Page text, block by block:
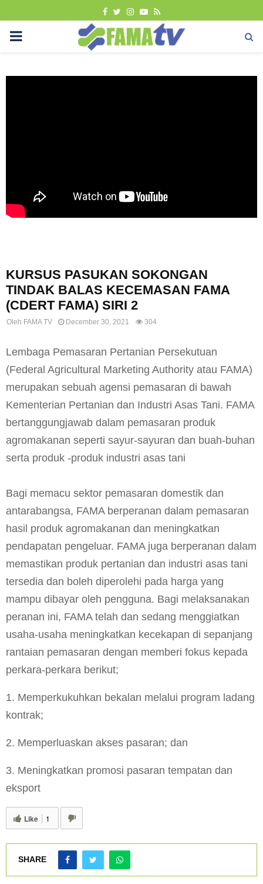
FACEBOOK
TWITTER
INSTAGRAM
YOUTUBE
RSS
PRIMARY
KURSUS PASUKAN SOKONGAN
TINDAK BALAS KECEMASAN FAMA
(CDERT FAMA) SIRI 2
Oleh FAMA TV December 30, 2021 304
Lembaga Pemasaran Pertanian Persekutuan
(Federal Agricultural Marketing Authority atau FAMA)
merupakan sebuah agensi pemasaran di bawah
Kementerian Pertanian dan Industri Asas Tani. FAMA
bertanggungjawab dalam pemasaran produk
agromakanan seperti sayur-sayuran dan buah-buhan
serta produk -produk industri asas tani
Bagi memacu sektor pemasaran domestik dan
antarabangsa, FAMA berperanan dalam pemasaran
hasil produk agromakanan dan meningkatkan
pendapatan pengeluar. FAMA juga berperanan dalam
memastikan produk pertanian dan industri asas tani
tersedia dan boleh diperolehi pada harga yang
mampu dibayar oleh pengguna. Bagi melaksanakan
peranan ini, FAMA telah dan sedang menggiatkan
usaha-usaha meningkatkan kecekapan di sepanjang
rantaian pemasaran dengan memberi fokus kepada
perkara-perkara berikut;
1. Memperkukuhkan bekalan melalui program ladang
kontrak;
2. Memperluaskan akses pasaran; dan
3. Meningkatkan promosi pasaran tempatan dan
eksport
Like 1
SHARE